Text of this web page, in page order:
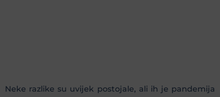
Neke razlike su uvijek postojale, ali ih je pandemija